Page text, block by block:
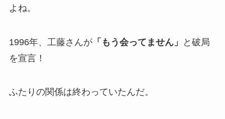
よね。
1996年、工藤さんが「もう会ってません」
と破局
を宣言！
ふたりの関係は終わっていたんだ。